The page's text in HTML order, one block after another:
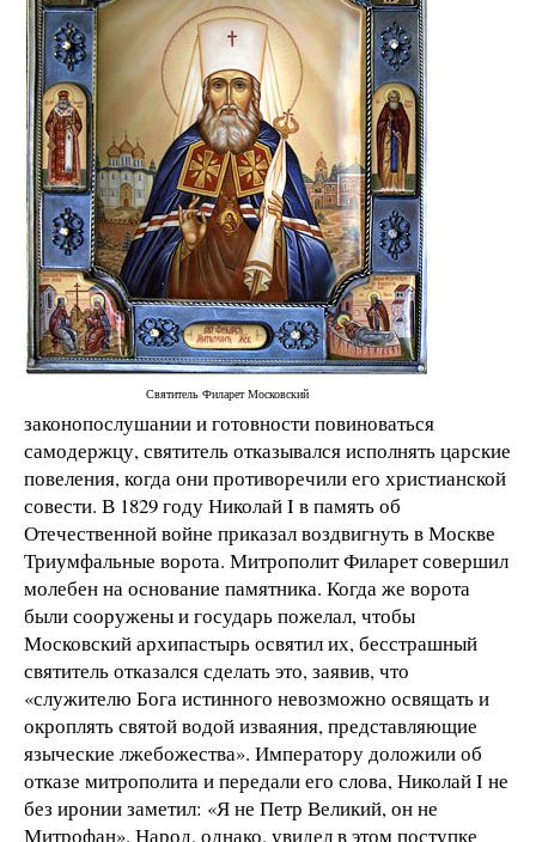
Святитель Филарет Московский
законопослушании и готовности повиноваться
самодержцу, святитель отказывался исполнять царские
повеления, когда они противоречили его христианской
совести. В 1829 году Николай I в память об
Отечественной войне приказал воздвигнуть в Москве
Триумфальные ворота. Митрополит Филарет совершил
молебен на основание памятника. Когда же ворота
были сооружены и государь пожелал, чтобы
Московский архипастырь освятил их, бесстрашный
святитель отказался сделать это, заявив, что
«служителю Бога истинного невозможно освящать и
окроплять святой водой изваяния, представляющие
языческие лжебожества». Императору доложили об
отказе митрополита и передали его слова, Николай I не
без иронии заметил: «Я не Петр Великий, он не
Митрофан». Народ, однако, увидел в этом поступке